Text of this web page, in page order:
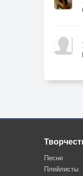
Песни
Плейлисты